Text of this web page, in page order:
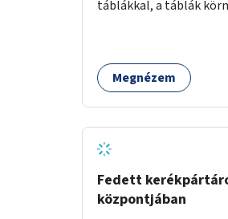
táblákkal, a táblák
Megnézem
Fedett
központjában